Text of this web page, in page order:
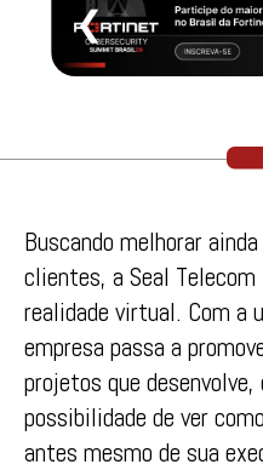
❮
Buscando melhorar
clientes, a Seal
realidade virtual. Com a
empresa passa a
projetos que
possibilidade de ver
antes mesmo de sua